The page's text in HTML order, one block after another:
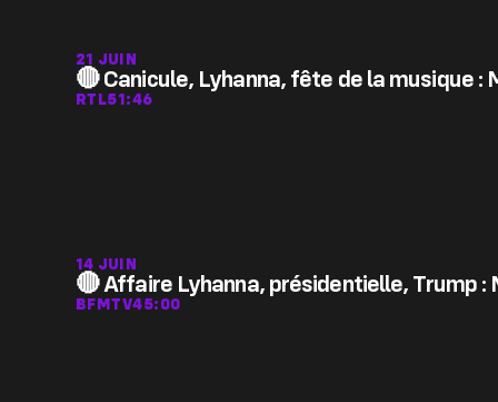
21 JUIN
🔴 Canicule, Lyhanna, fête de la musique :
RTL51:46
14 JUIN
🔴 Affaire Lyhanna, présidentielle, Trump :
BFMTV45:00